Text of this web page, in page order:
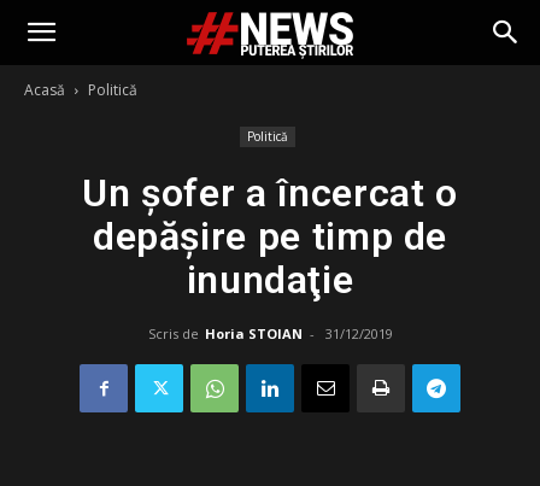
Acasă Politică
Politică
Un şofer a încercat o
depăşire pe timp de
inundaţie
Scris de Horia STOIAN - 31/12/2019